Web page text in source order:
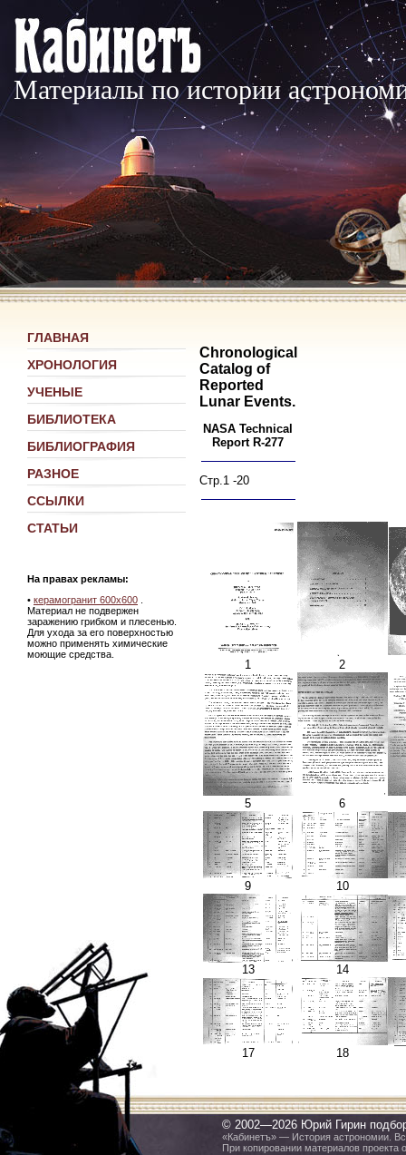
Материалы по истории
ГЛАВНАЯ
ХРОНОЛОГИЯ
УЧЕНЫЕ
БИБЛИОТЕКА
БИБЛИОГРАФИЯ
РАЗНОЕ
ССЫЛКИ
СТАТЬИ
На правах рекламы:
• керамогранит 600х600
Материал не подвержен
заражению грибком и плесенью.
Для ухода за его поверхностью
можно применять химические
моющие средства.
Chronological
Catalog of
Reported
Lunar Events.
NASA Technical
Report R-277
Стр.1 -20
1 2
5 6
9 10
13 14
17 18
© 2002—2026 Юрий Гирин
«Кабинетъ» — История астрономии.
При копировании материалов проекта